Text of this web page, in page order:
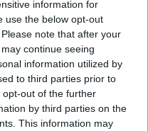
information for
use the below opt-out
note that after your
continue seeing
information utilized by
to third parties prior to
out of the further
by third parties on the
This information may
fără prelucrare termică